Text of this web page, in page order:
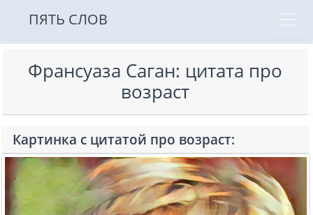
ПЯТЬ СЛОВ
Франсуаза Саган: цитата про
возраст
Картинка с цитатой про возраст: